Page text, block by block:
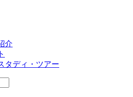
介
タディ・ツアー